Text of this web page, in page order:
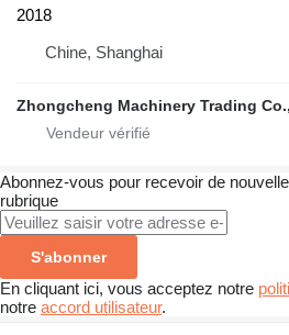
2018
Chine, Shanghai
Zhongcheng Machinery Trading
Abonnez-vous pour recevoir de
rubrique
S'abonner
En cliquant ici, vous acceptez notre
notre accord utilisateur.